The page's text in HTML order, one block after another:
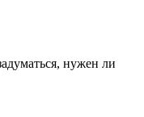
нужен ли